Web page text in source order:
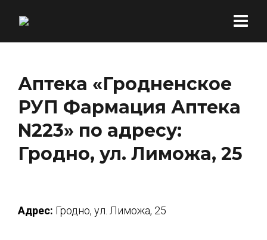
Аптека «Гродненское
РУП Фармация Аптека
N223» по адресу:
Гродно, ул. Лиможа, 25
Адрес: Гродно, ул. Лиможа, 25